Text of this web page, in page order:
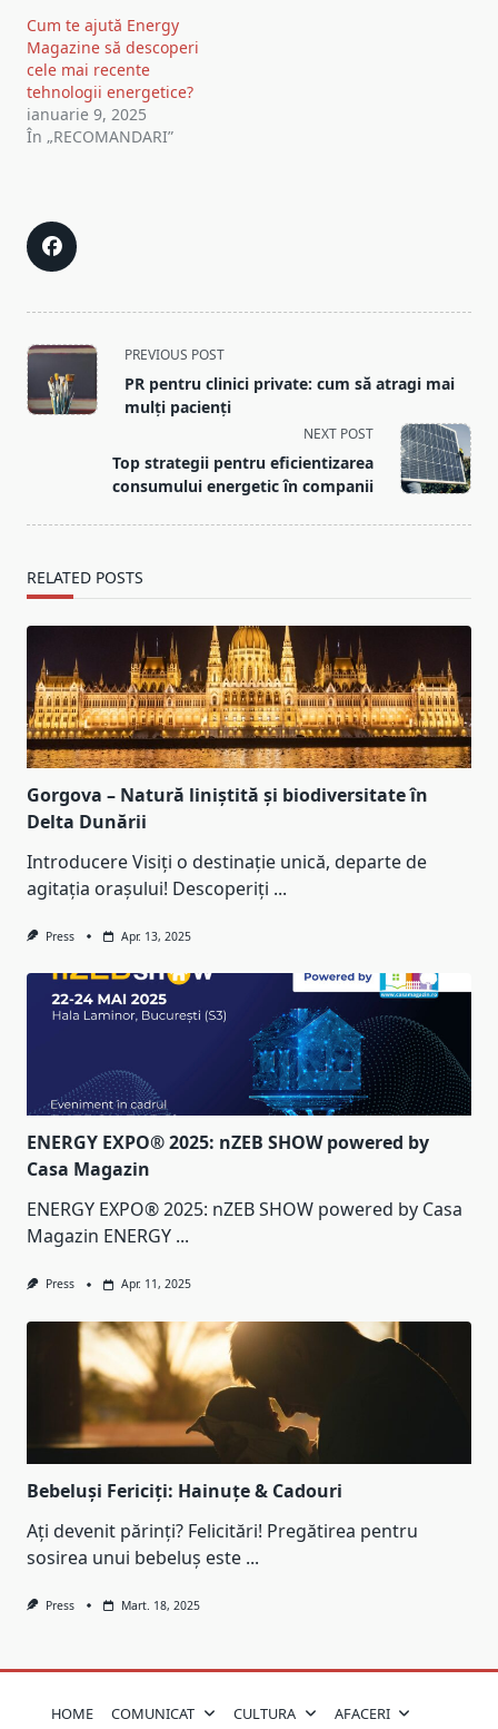
Cum te ajută Energy
Magazine să descoperi
cele mai recente
tehnologii energetice?
ianuarie 9, 2025
În „RECOMANDARI”
<span
class="nav-
subtitle
text">Page</span>
PREVIOUS POST
PR pentru clinici private: cum să atragi mai
mulți pacienți
NEXT POST
Top strategii pentru eficientizarea
consumului energetic în companii
RELATED POSTS
Gorgova – Natură liniștită și biodiversitate în
Delta Dunării
Introducere Visiți o destinație unică, departe de
agitația orașului! Descoperiți ...
Press Apr. 13, 2025
ENERGY EXPO® 2025: nZEB SHOW powered by
Casa Magazin
ENERGY EXPO® 2025: nZEB SHOW powered by Casa
Magazin ENERGY ...
Press Apr. 11, 2025
Bebeluși Fericiți: Hainuțe & Cadouri
Ați devenit părinți? Felicitări! Pregătirea pentru
sosirea unui bebeluș este ...
Press Mart. 18, 2025
HOME COMUNICAT CULTURA AFACERI